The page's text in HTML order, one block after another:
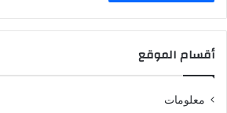
أقسام الموقع
معلومات